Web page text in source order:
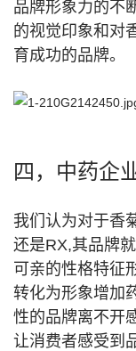
品牌形象力的不
的视觉印象和对
育成功的品牌。
四，中药企
我们认为对于香
还是RX,其品牌
可亲的性格特征
转化为形象增加
性的品牌离不开
让消费者感受到